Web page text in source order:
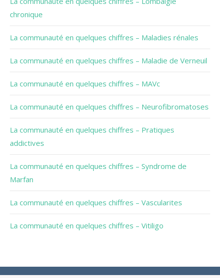
chronique
La communauté en quelques chiffres – Maladies rénales
La communauté en quelques chiffres – Maladie de Verneuil
La communauté en quelques chiffres – MAVc
La communauté en quelques chiffres – Neurofibromatoses
La communauté en quelques chiffres – Pratiques
addictives
La communauté en quelques chiffres – Syndrome de
Marfan
La communauté en quelques chiffres – Vascularites
La communauté en quelques chiffres – Vitiligo